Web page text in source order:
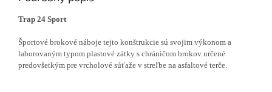
Trap 24 Sport
Športové brokové náboje tejto konštrukcie sú svojim výkonom a
laborovaným typom plastové zátky s chráničom brokov určené
predovšetkým pre vrcholové súťaže v streľbe na asfaltové terče.